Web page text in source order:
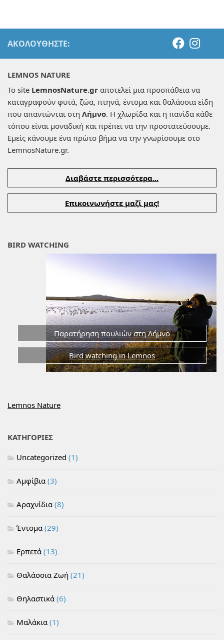
ΑΚΟΛΟΥΘΉΣΤΕ:
LEMNOS NATURE
Το site LemnosNature.gr αποτελεί μια προσπάθεια να
καταγραφούν φυτά, ζώα, πτηνά, έντομα και θαλάσσια είδη
που απαντώνται στη Λήμνο. Η χλωρίδα και η πανίδα κάθε
τόπου είναι μοναδική και πρέπει να την προστατεύσουμε.
Εμείς κάνουμε ένα πρώτο βήμα να την γνωρίσουμε στο
LemnosNature.gr.
Διαβάστε περισσότερα...
Επικοινωνήστε μαζί μας!
BIRD WATCHING
Παρατήρηση πουλιών στη Λήμνο
Bird watching in Lemnos
Lemnos Nature
ΚΑΤΗΓΟΡΙΕΣ
Uncategorized (1)
Αμφίβια (3)
Αραχνίδια (8)
Έντομα (29)
Ερπετά (13)
Θαλάσσια Ζωή (21)
Θηλαστικά (6)
Μαλάκια (1)